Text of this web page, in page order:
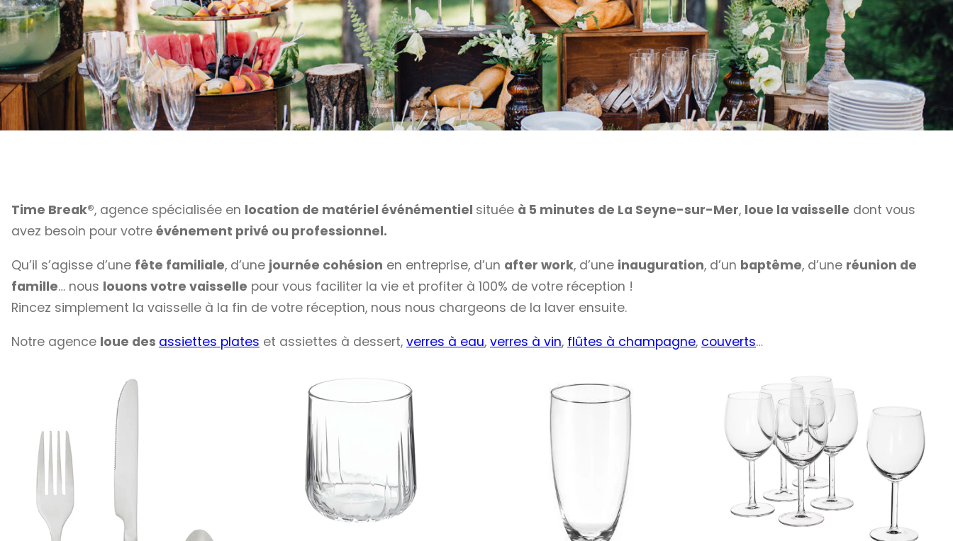
Time Break®, agence spécialisée en location de matériel événémentiel située à 5 minutes de La Seyne-sur-Mer, loue la vaisselle dont vous
avez besoin pour votre événement privé ou professionnel.
Qu’il s’agisse d’une fête familiale, d’une journée cohésion en entreprise, d’un after work, d’une inauguration, d’un baptême, d’une réunion de
famille… nous louons votre vaisselle pour vous faciliter la vie et profiter à 100% de votre réception !
Rincez simplement la vaisselle à la fin de votre réception, nous nous chargeons de la laver ensuite.
Notre agence loue des assiettes plates et assiettes à dessert, verres à eau, verres à vin, flûtes à champagne, couverts…